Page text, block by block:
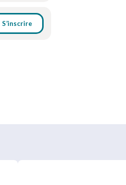
S’inscrire